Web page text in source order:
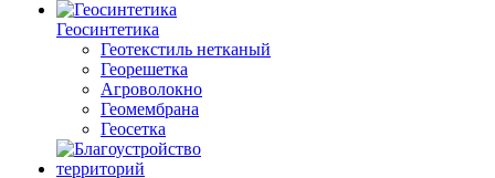
Геосинтетика
Геотекстиль нетканый
Георешетка
Агроволокно
Геомембрана
Геосетка